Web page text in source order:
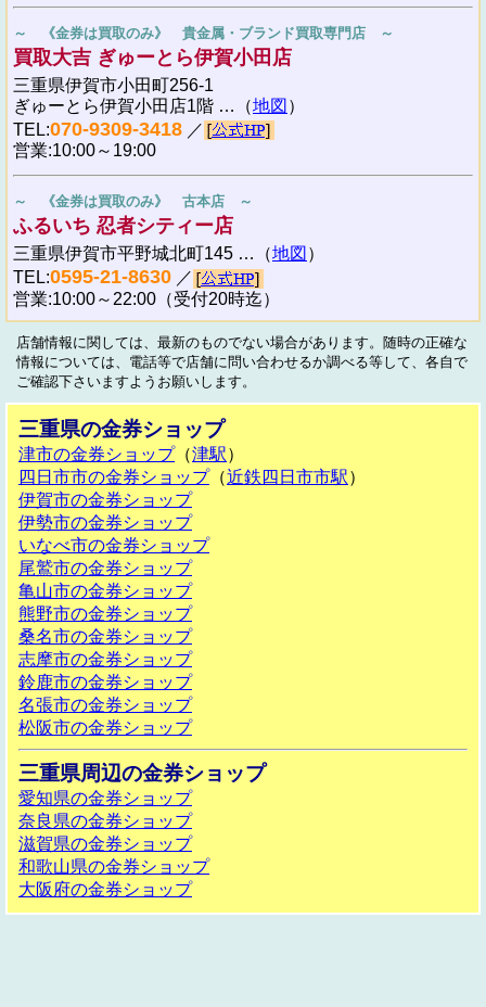
～ 《金券は買取のみ》 貴金属・ブランド買取専門店 ～
買取大吉 ぎゅーとら伊賀小田店
三重県伊賀市小田町256-1
ぎゅーとら伊賀小田店1階 …（地図 ）
TEL:070-9309-3418 ／
営業:10:00～19:00
～ 《金券は買取のみ》 古本店 ～
ふるいち 忍者シティー店
三重県伊賀市平野城北町145 …（地図 ）
TEL:0595-21-8630 ／
営業:10:00～22:00（受付20時迄）
店舗情報に関しては、最新のものでない場合があります。随時の正確な
情報については、電話等で店舗に問い合わせるか調べる等して、各自で
ご確認下さいますようお願いします。
三重県の金券ショップ
津市の金券ショップ（津駅）
四日市市の金券ショップ（近鉄四日市市駅）
伊賀市の金券ショップ
伊勢市の金券ショップ
いなべ市の金券ショップ
尾鷲市の金券ショップ
亀山市の金券ショップ
熊野市の金券ショップ
桑名市の金券ショップ
志摩市の金券ショップ
鈴鹿市の金券ショップ
名張市の金券ショップ
松阪市の金券ショップ
三重県周辺の金券ショップ
愛知県の金券ショップ
奈良県の金券ショップ
滋賀県の金券ショップ
和歌山県の金券ショップ
大阪府の金券ショップ